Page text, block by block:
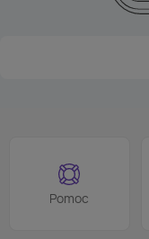
Pomoc